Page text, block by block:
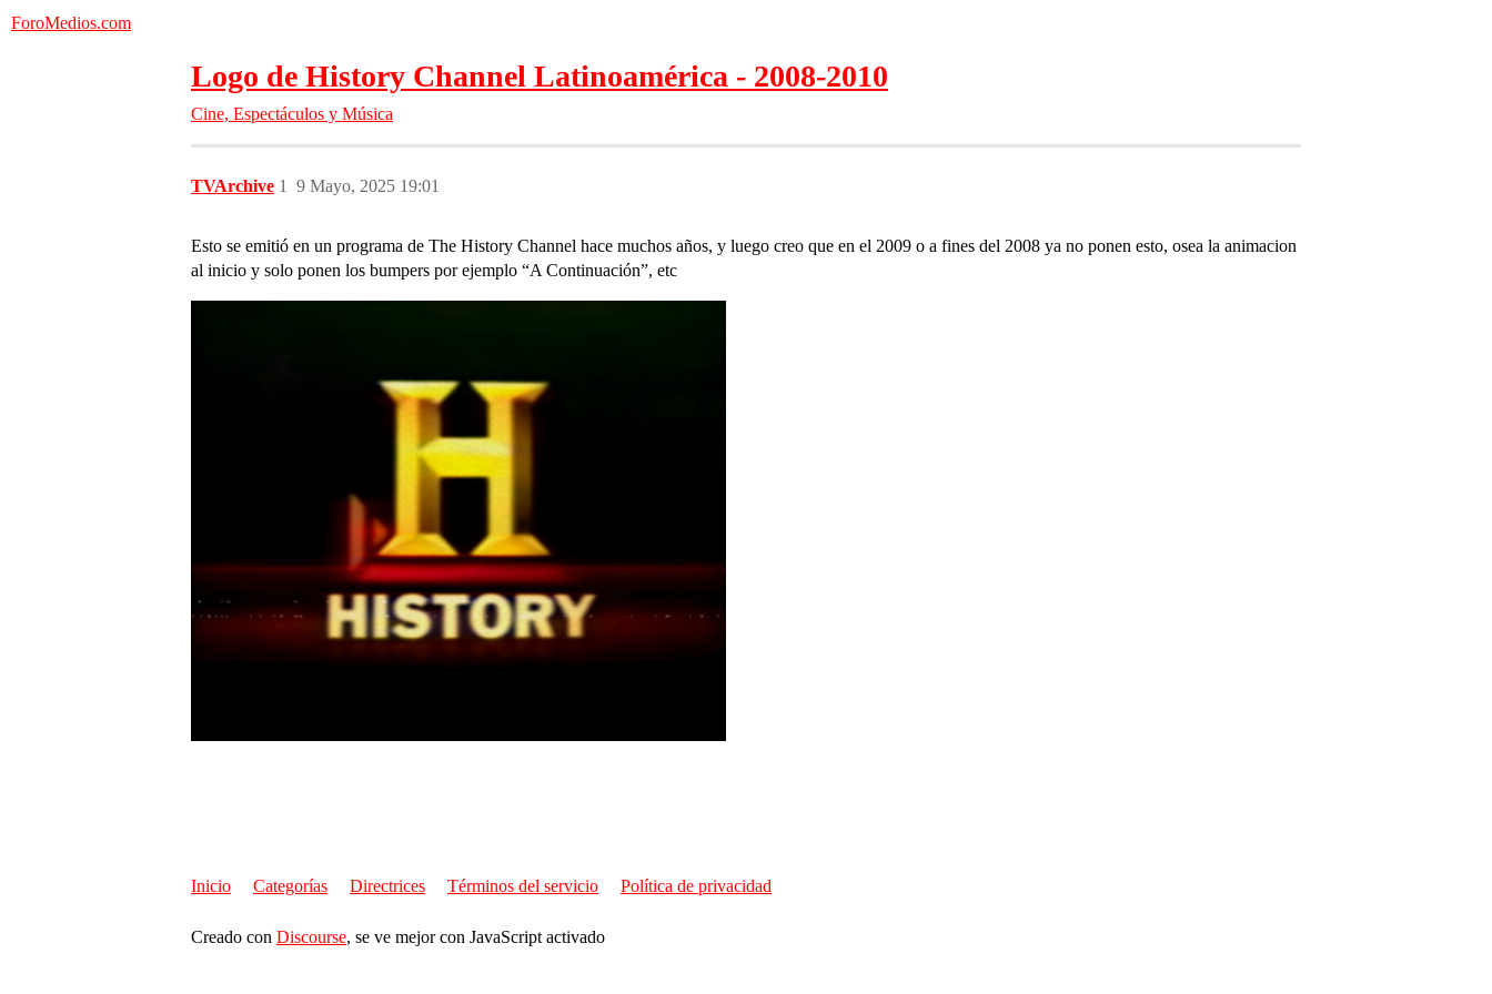
ForoMedios.com
Logo de History Channel Latinoamérica - 2008-2010
Cine, Espectáculos y Música
TVArchive 9 Mayo, 2025 19:01
1
Esto se emitió en un programa de The History Channel hace muchos años, y luego creo que en el 2009 o a fines del 2008 ya no ponen esto, osea la animacion
al inicio y solo ponen los bumpers por ejemplo “A Continuación”, etc
Inicio Categorías Directrices Términos del servicio Política de privacidad
Creado con Discourse, se ve mejor con JavaScript activado